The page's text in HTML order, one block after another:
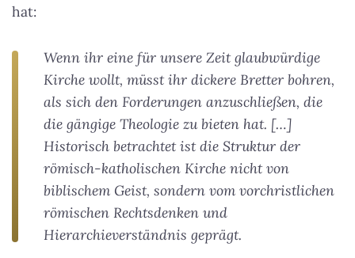
hat:
Wenn ihr eine für unsere Zeit glaubwürdige
Kirche wollt, müsst ihr dickere Bretter bohren,
als sich den Forderungen anzuschließen, die
die gängige Theologie zu bieten hat. […]
Historisch betrachtet ist die Struktur der
römisch-katholischen Kirche nicht von
biblischem Geist, sondern vom vorchristlichen
römischen Rechtsdenken und
Hierarchieverständnis geprägt.